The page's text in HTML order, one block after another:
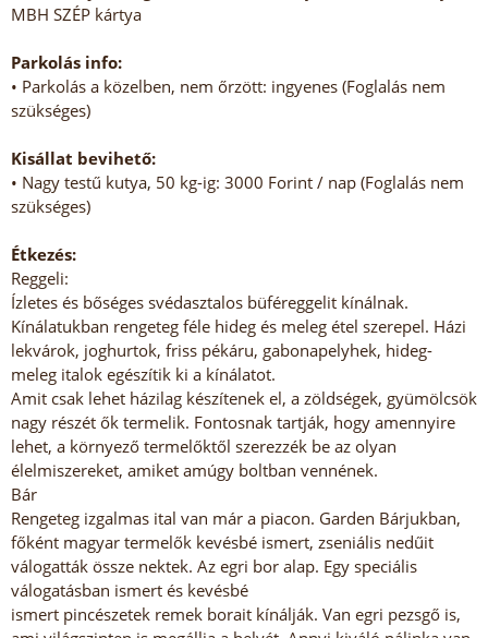
MBH SZÉP kártya
Parkolás info:
• Parkolás a közelben, nem őrzött: ingyenes (Foglalás nem
szükséges)
Kisállat bevihető:
• Nagy testű kutya, 50 kg-ig: 3000 Forint / nap (Foglalás nem
szükséges)
Étkezés:
Reggeli:
Ízletes és bőséges svédasztalos büféreggelit kínálnak.
Kínálatukban rengeteg féle hideg és meleg étel szerepel. Házi
lekvárok, joghurtok, friss pékáru, gabonapelyhek, hideg-
meleg italok egészítik ki a kínálatot.
Amit csak lehet házilag készítenek el, a zöldségek, gyümölcsök
nagy részét ők termelik. Fontosnak tartják, hogy amennyire
lehet, a környező termelőktől szerezzék be az olyan
élelmiszereket, amiket amúgy boltban vennének.
Bár
Rengeteg izgalmas ital van már a piacon. Garden Bárjukban,
főként magyar termelők kevésbé ismert, zseniális nedűit
válogatták össze nektek. Az egri bor alap. Egy speciális
válogatásban ismert és kevésbé
ismert pincészetek remek borait kínálják. Van egri pezsgő is,